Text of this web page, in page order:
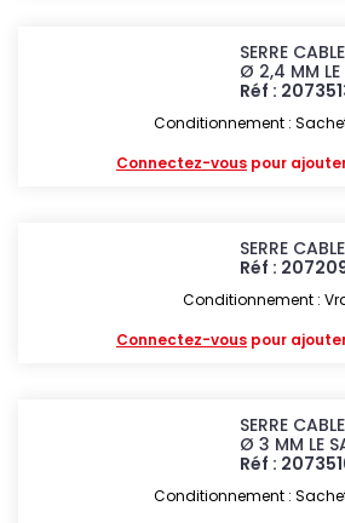
SERRE
Ø 2,4 MM LE
Réf :
Conditionnement :
Connectez-vous pour
SERRE
Réf :
Conditionnement :
Connectez-vous pour
SERRE
Ø 3 MM LE
Réf :
Conditionnement :